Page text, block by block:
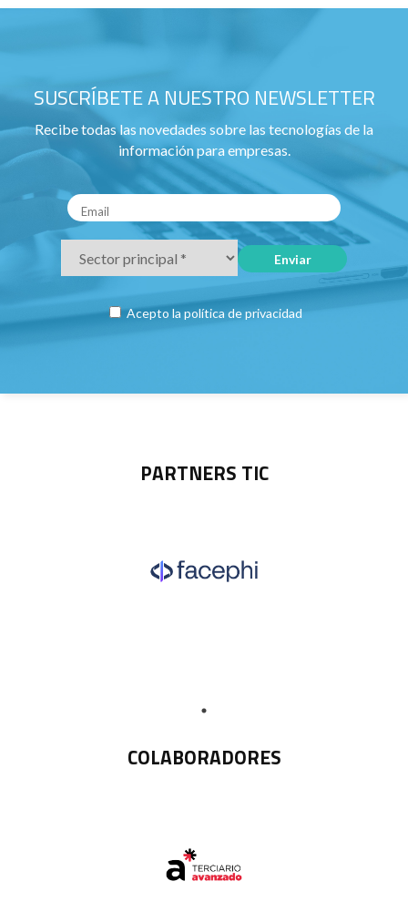
SUSCRÍBETE A NUESTRO NEWSLETTER
Recibe todas las novedades sobre las tecnologías de la
información para empresas.
Acepto lapolítica de privacidad
PARTNERS TIC
COLABORADORES